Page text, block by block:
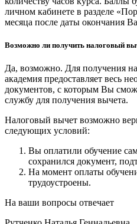
личном кабинете в разделе
месяца после даты окончания
Возможно ли получить налоговый
Да, возможно. Для получения
академия предоставляет весь
документов, с которым Вы
службу для получения вычета.
Налоговый вычет возможно
следующих условий:
Вы оплатили обучение
сохранился документ,
На момент оплаты
трудоустроены.
На ваши вопросы отвечает